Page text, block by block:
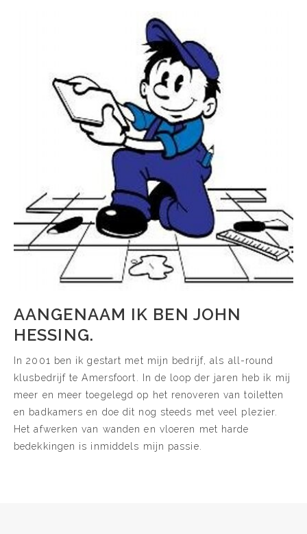
AANGENAAM IK BEN JOHN
HESSING.
In 2001 ben ik gestart met mijn bedrijf, als all-round
klusbedrijf te Amersfoort. In de loop der jaren heb ik mij
meer en meer toegelegd op het renoveren van toiletten
en badkamers en doe dit nog steeds met veel plezier.
Het afwerken van wanden en vloeren met harde
bedekkingen is inmiddels mijn passie.